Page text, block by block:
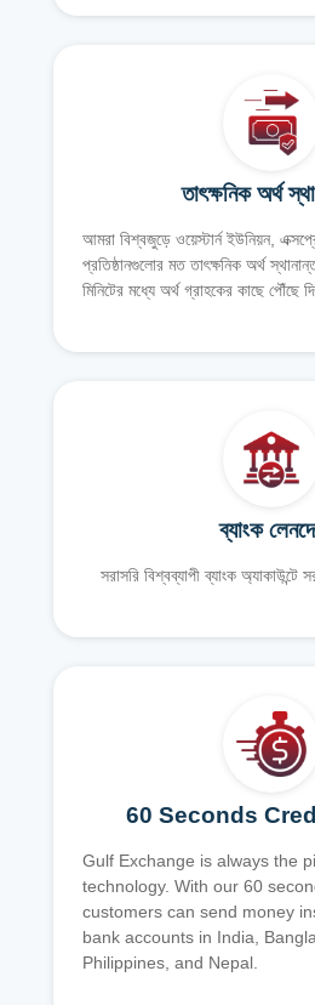
তাৎক্ষনিক অর্থ
আমরা বিশ্বজুড়ে ওয়েস্টার্ন ইউনিয়ন,
প্রতিষ্ঠানগুলোর মত তাৎক্ষনিক অর্থ
মিনিটের মধ্যে অর্থ গ্রাহকের কাছে পৌঁছে
ব্যাংক
সরাসরি বিশ্বব্যাপী ব্যাংক অ্যাকাউন্টে
60 Seconds
Gulf Exchange is always the
technology. With our 60
customers can send money
bank accounts in India,
Philippines, and Nepal.